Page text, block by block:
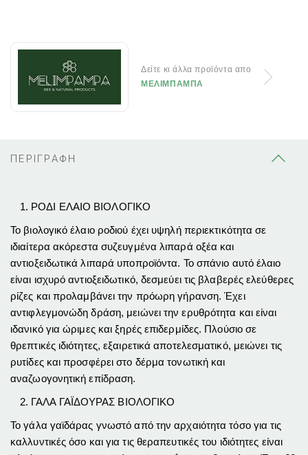
Δείτε κι άλλα προϊόντα απο
ΜΕΛΙΜΠΑΜΠΑ
ΠΕΡΙΓΡΑΦΗ
ΡΟΔΙ ΕΛΑΙΟ BIOΛΟΓΙΚΟ
Το βιολογικό έλαιο ροδιού έχει υψηλή περιεκτικότητα σε
ιδιαίτερα ακόρεστα συζευγμένα λιπαρά οξέα και
αντιοξειδωτικά λιπαρά υποπροϊόντα. Το σπάνιο αυτό έλαιο
είναι ισχυρό αντιοξειδωτικό, δεσμεύει τις βλαβερές ελεύθερες
ρίζες και προλαμβάνει την πρόωρη γήρανση. Έχει
αντιφλεγμονώδη δράση, μειώνει την ερυθρότητα και είναι
ιδανικό για ώριμες και ξηρές επιδερμίδες. Πλούσιο σε
θρεπτικές ιδιότητες, εξαιρετικά αποτελεσματικό, μειώνει τις
ρυτίδες και προσφέρει στο δέρμα τονωτική και
αναζωογονητική επίδραση.
ΓΑΛΑ ΓΑΪΔΟΥΡΑΣ ΒΙΟΛΟΓΙΚΟ
Το γάλα γαϊδάρας γνωστό από την αρχαιότητα τόσο για τις
καλλυντικές όσο και για τις θεραπευτικές του ιδιότητες είναι